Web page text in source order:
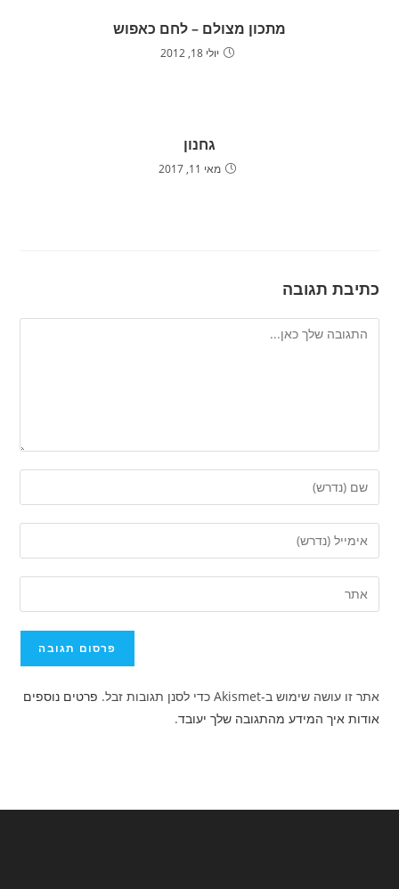
מתכון מצולם – לחם כאפוש
יולי 18, 2012
גחנון
מאי 11, 2017
כתיבת תגובה
להגיב
את
השם
שלך
שם
משתמש
את
כתובת
דואר
את
שלך
(אופציונלי)
אתר זו עושה שימוש ב-Akismet כדי לסנן תגובות זבל.
פרטים נוספים
אודות איך המידע מהתגובה שלך יעובד.